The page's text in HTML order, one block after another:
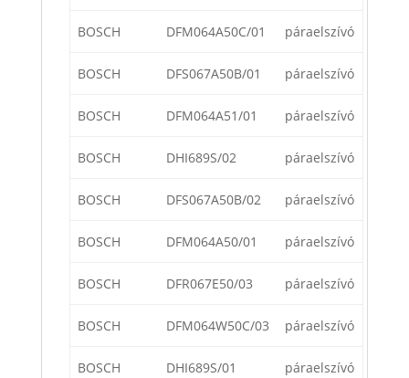
BOSCH DFM064A50C/01 páraelszívó
BOSCH DFS067A50B/01 páraelszívó
BOSCH DFM064A51/01 páraelszívó
BOSCH DHI689S/02 páraelszívó
BOSCH DFS067A50B/02 páraelszívó
BOSCH DFM064A50/01 páraelszívó
BOSCH DFR067E50/03 páraelszívó
BOSCH DFM064W50C/03 páraelszívó
BOSCH DHI689S/01 páraelszívó